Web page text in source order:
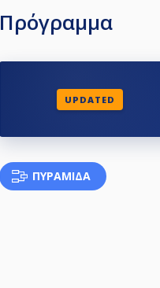
Πρόγραμμα
UPDATED
ΠΥΡΑΜΊΔΑ